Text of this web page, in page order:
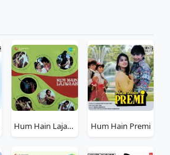
Hum Hain Lajawab Hum Hain Premi